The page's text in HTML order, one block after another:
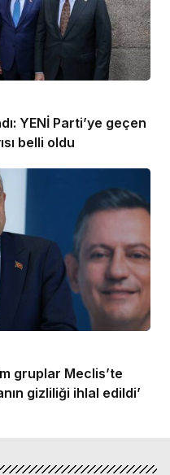
YENİ Parti’ye geçen
belli oldu
gruplar Meclis’te
gizliliği ihlal edildi’